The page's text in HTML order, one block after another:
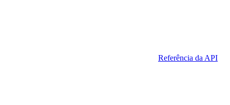
Referência da API